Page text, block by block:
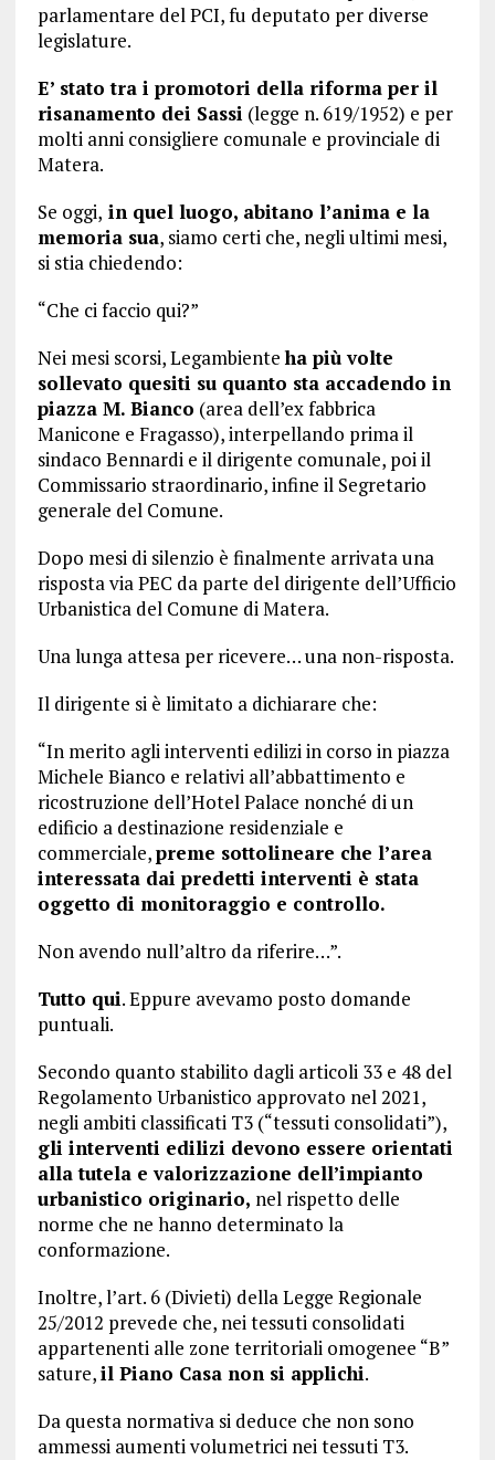
parlamentare del PCI, fu deputato per diverse
legislature.
E’ stato tra i promotori della riforma per il
risanamento dei Sassi (legge n. 619/1952) e per
molti anni consigliere comunale e provinciale di
Matera.
Se oggi, in quel luogo, abitano l’anima e la
memoria sua, siamo certi che, negli ultimi mesi,
si stia chiedendo:
“Che ci faccio qui?”
Nei mesi scorsi, Legambienteha più volte
sollevato quesiti su quanto sta accadendo in
piazza M. Bianco (area dell’ex fabbrica
Manicone e Fragasso), interpellando prima il
sindaco Bennardi e il dirigente comunale, poi il
Commissario straordinario, infine il Segretario
generale del Comune.
Dopo mesi di silenzio è finalmente arrivata una
risposta via PEC da parte del dirigente dell’Ufficio
Urbanistica del Comune di Matera.
Una lunga attesa per ricevere… una non-risposta.
Il dirigente si è limitato a dichiarare che:
“In merito agli interventi edilizi in corso in piazza
Michele Bianco e relativi all’abbattimento e
ricostruzione dell’Hotel Palace nonché di un
edificio a destinazione residenziale e
commerciale,preme sottolineare che l’area
interessata dai predetti interventi è stata
oggetto di monitoraggio e controllo.
Non avendo null’altro da riferire…”.
Tutto qui. Eppure avevamo posto domande
puntuali.
Secondo quanto stabilito dagli articoli 33 e 48 del
Regolamento Urbanistico approvato nel 2021,
negli ambiti classificati T3 (“tessuti consolidati”),
gli interventi edilizi devono essere orientati
alla tutela e valorizzazione dell’impianto
urbanistico originario, nel rispetto delle
norme che ne hanno determinato la
conformazione.
Inoltre, l’art. 6 (Divieti) della Legge Regionale
25/2012 prevede che, nei tessuti consolidati
appartenenti alle zone territoriali omogenee “B”
sature,il Piano Casa non si applichi.
Da questa normativa si deduce che non sono
ammessi aumenti volumetrici nei tessuti T3.